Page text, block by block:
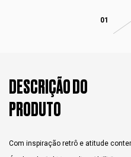
01
DESCRIÇÃO DO
PRODUTO
Com inspiração retrô e atitude